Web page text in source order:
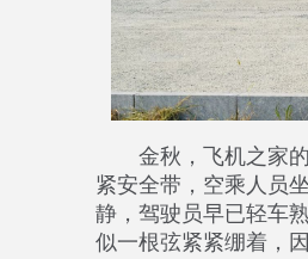
金秋，飞机之家
紧安全带，空乘人员
静，驾驶员早已轻车
似一根弦紧紧绷着，